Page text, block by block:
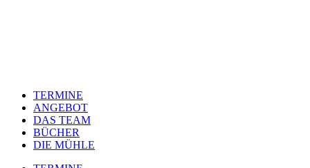
TERMINE
ANGEBOT
DAS TEAM
BÜCHER
DIE MÜHLE